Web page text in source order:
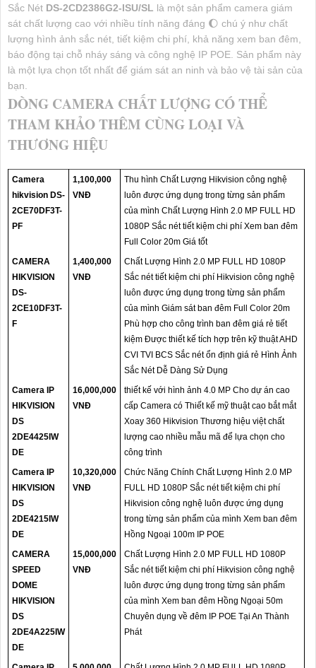
Sắc Nét DS-2CD2386G2-ISU/SL là một sản phẩm camera giám
sát chất lượng cao với nhiều tính năng đáng 🌔 chú ý như chất
lượng hình ảnh sắc nét, tiết kiệm chi phí, khả năng xem ban đêm,
báo động tại chỗ nháy sáng và công nghệ IP POE. Sản phẩm này
là một lựa chọn tốt nhất để giám sát an ninh và bảo vệ tài sản của
bạn.
DÒNG CAMERA CHẤT LƯỢNG CÓ THỂ
THAM KHẢO THÊM CÙNG LOẠI VÀ
THƯƠNG HIỆU
Camera
hikvision DS-
2CE70DF3T-
PF
1,100,000
VNĐ
Thu hình Chất Lượng Hikvision công nghệ
luôn được ứng dụng trong từng sản phẩm
của mình Chất Lượng Hình 2.0 MP FULL HD
1080P Sắc nét tiết kiệm chi phí Xem ban đêm
Full Color 20m Giá tốt
CAMERA
HIKVISION
DS-
2CE10DF3T-
F
1,400,000
VNĐ
Chất Lượng Hình 2.0 MP FULL HD 1080P
Sắc nét tiết kiệm chi phí Hikvision công nghệ
luôn được ứng dụng trong từng sản phẩm
của mình Giám sát ban đêm Full Color 20m
Phù hợp cho công trình ban đêm giá rẻ tiết
kiệm Được thiết kế tích hợp trên kỹ thuật AHD
CVI TVI BCS Sắc nét ổn định giá rẻ Hình Ảnh
Sắc Nét Dễ Dàng Sử Dụng
Camera IP
HIKVISION
DS
2DE4425IW
DE
16,000,000
VNĐ
thiết kế với hình ảnh 4.0 MP Cho dự án cao
cấp Camera có Thiết kế mỹ thuật cao bắt mắt
Xoay 360 Hikvision Thương hiệu việt chất
lượng cao nhiều mẫu mã để lựa chọn cho
công trình
Camera IP
HIKVISION
DS
2DE4215IW
DE
10,320,000
VNĐ
Chức Năng Chính Chất Lượng Hình 2.0 MP
FULL HD 1080P Sắc nét tiết kiệm chi phí
Hikvision công nghệ luôn được ứng dụng
trong từng sản phẩm của mình Xem ban đêm
Hồng Ngoại 100m IP POE
CAMERA
SPEED
DOME
HIKVISION
DS
2DE4A225IW
DE
15,000,000
VNĐ
Chất Lượng Hình 2.0 MP FULL HD 1080P
Sắc nét tiết kiệm chi phí Hikvision công nghệ
luôn được ứng dụng trong từng sản phẩm
của mình Xem ban đêm Hồng Ngoại 50m
Chuyên dụng về đêm IP POE Tại An Thành
Phát